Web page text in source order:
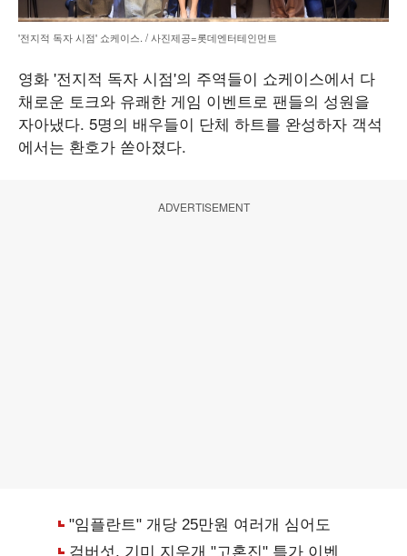
'전지적 독자 시점' 쇼케이스. / 사진제공=롯데엔터테인먼트
영화 '전지적 독자 시점'의 주역들이 쇼케이스에서 다
채로운 토크와 유쾌한 게임 이벤트로 팬들의 성원을
자아냈다. 5명의 배우들이 단체 하트를 완성하자 객석
에서는 환호가 쏟아졌다.
ADVERTISEMENT